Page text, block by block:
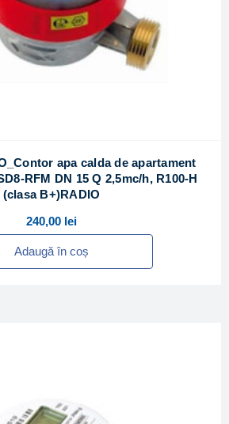
apa calda de apartament
RFM DN 15 Q 2,5mc/h, R100-H
(clasa B+)RADIO
240,00 lei
Adaugă în coș